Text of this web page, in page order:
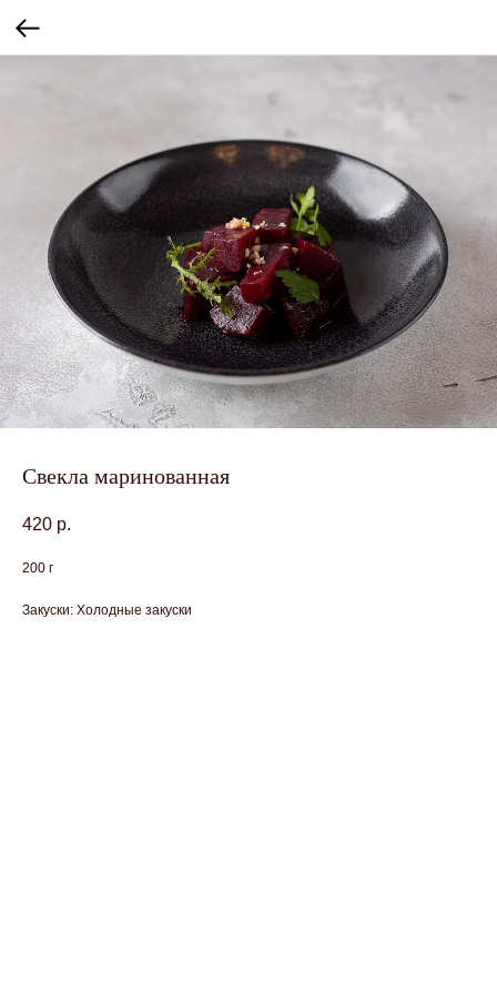
Свекла маринованная
420 р.
200 г
Закуски: Холодные закуски